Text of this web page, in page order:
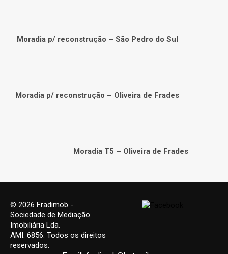
Moradia p/ reconstrução – São Pedro do Sul
Moradia p/ reconstrução – Oliveira de Frades
Moradia T5 – Oliveira de Frades
© 2026 Fradimob -
Sociedade de Mediação
Imobiliária Lda.
AMI: 6856. Todos os direitos
reservados.